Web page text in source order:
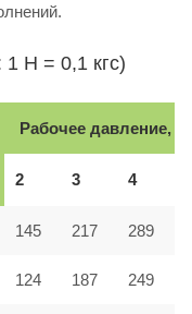
Н = 0,1 кгс)
Рабочее давление,
2 3 4
145 217 289
124 187 249